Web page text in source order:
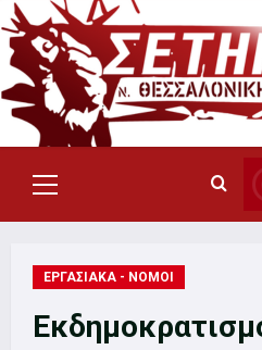
Skip
to
content
Primary
Menu
ΕΡΓΑΣΙΑΚΑ - ΝΟΜΟΙ